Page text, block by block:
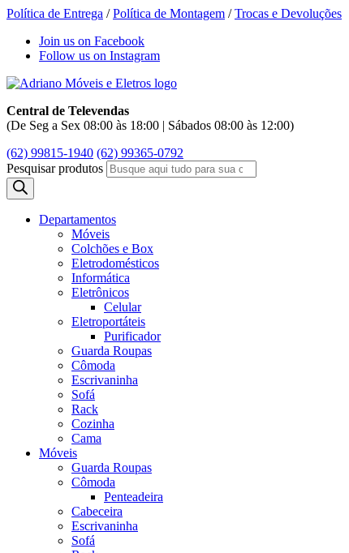
Política de Entrega /Política de Montagem /Trocas e Devoluções
Join us on Facebook
Follow us on Instagram
Central de Televendas
(De Seg a Sex 08:00 às 18:00 | Sábados 08:00 às 12:00)
(62) 99815-1940 (62) 99365-0792
Pesquisar produtos
Departamentos
Móveis
Colchões e Box
Eletrodomésticos
Informática
Eletrônicos
Celular
Eletroportáteis
Purificador
Guarda Roupas
Cômoda
Escrivaninha
Sofá
Rack
Cozinha
Cama
Móveis
Guarda Roupas
Cômoda
Penteadeira
Cabeceira
Escrivaninha
Sofá